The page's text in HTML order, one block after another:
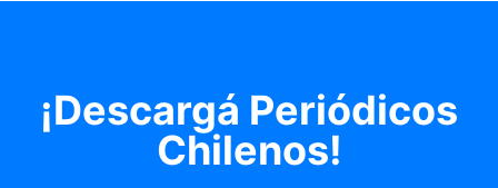
¡Descargá Periódicos
Chilenos!